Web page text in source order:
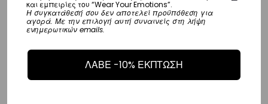
του προϊόντος χωρίς να έχετε την υποχρέωση να αναφέρετε τους
λόγους της επιστροφής, υπό την προϋπόθεση ότι η συσκευασία και το
προϊόν είναι άθικτα.Τα έξοδα αποστολής για την επιστροφή,
επιβαρύνουν τον πελάτη. Τα χρήματα θα αποσταλούν σε ένα
και εμπειρίες του “Wear Your Emotions”.
Η συγκατάθεσή σου δεν αποτελεί προϋπόθεση για
αγορά. Με την επιλογή αυτή συναινείς στη λήψη
ενημερωτικών emails.
ΛΑΒΕ -10% ΕΚΠΤΩΣΗ